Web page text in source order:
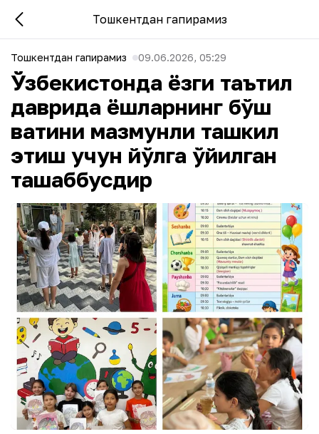
Тошкентдан гапирамиз
Тошкентдан гапирамиз 09.06.2026, 05:29
Ўзбекистонда ёзги таътил
даврида ёшларнинг бўш
вақтини мазмунли ташкил
этиш учун йўлга қўйилган
ташаббусдир